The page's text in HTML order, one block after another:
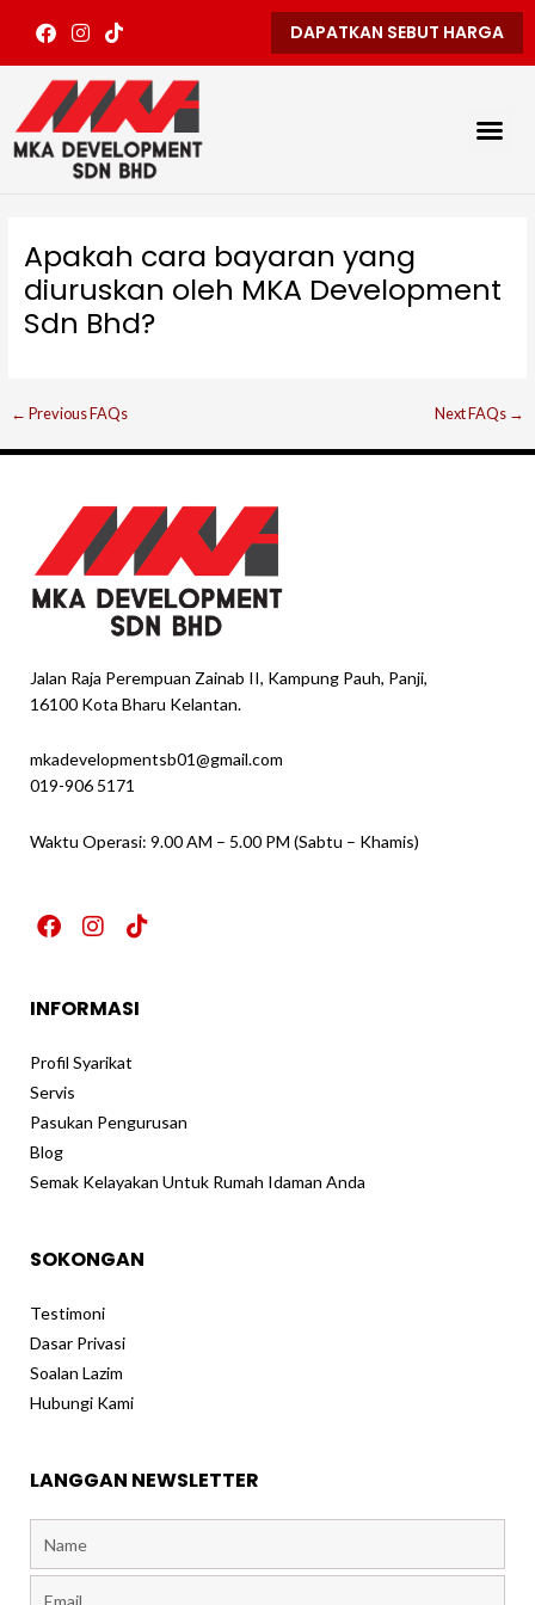
F
a
c
e
b
o
o
I
n
s
t
g
r
a
T
i
k
t
o
k
DAPATKAN SEBUT HARGA
Apakah cara bayaran yang
diuruskan oleh MKA Development
Sdn Bhd?
navigation
← Previous FAQs Next FAQs →
Jalan Raja Perempuan Zainab II, Kampung Pauh, Panji,
16100 Kota Bharu Kelantan.
mkadevelopmentsb01@gmail.com
019-906 5171
Waktu Operasi: 9.00 AM – 5.00 PM (Sabtu – Khamis)
F
a
b
o
k
I
n
a
r
m
T
i
o
INFORMASI
Profil Syarikat
Servis
Pasukan Pengurusan
Blog
Semak Kelayakan Untuk Rumah Idaman Anda
SOKONGAN
Testimoni
Dasar Privasi
Soalan Lazim
Hubungi Kami
LANGGAN NEWSLETTER